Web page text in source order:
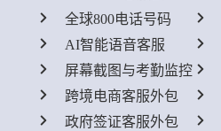
全球800电话号码
AI智能语音客服
屏幕截图与考勤监控
跨境电商客服外包
政府签证客服外包